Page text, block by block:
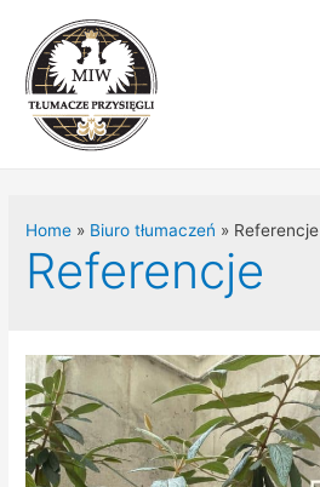
Home Biuro tłumaczeń Referencje
Referencje